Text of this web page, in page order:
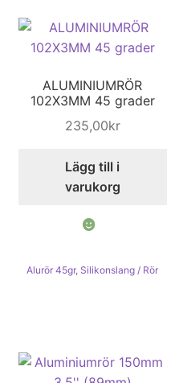
ALUMINIUMRÖR
102X3MM 45 grader
235,00kr
Lägg till i
varukorg
Alurör 45gr, Silikonslang / Rör